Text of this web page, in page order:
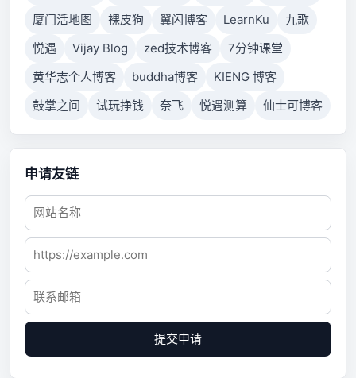
厦门活地图
裸皮狗 翼闪博客 LearnKu
九歌
悦遇
Vijay Blog zed技术博客
7分钟课堂
黄华志个人博客
buddha博客
KIENG 博客
鼓掌之间
试玩挣钱 奈飞 悦遇测算 仙士可博客
申请友链
提交申请